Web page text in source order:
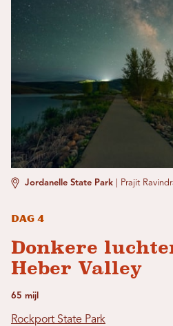
Jordanelle State Park Prajit
Dag 4
Donkere
Heber Valley
65 mijl
Rockport State Park